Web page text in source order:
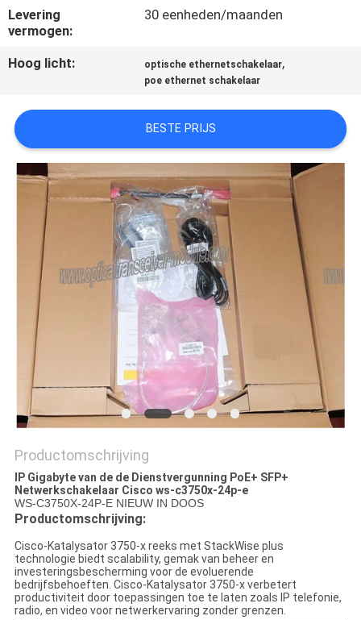
NIEUWS
SITEMAP
PRIVACYBELEID
Levering
vermogen:
30 eenheden/maanden
Hoog licht: optische ethernetschakelaar,
poe ethernet schakelaar
BESTE PRIJS
Productomschrijving
IP Gigabyte van de de Dienstvergunning PoE+ SFP+
Netwerkschakelaar Cisco ws-c3750x-24p-e
WS-C3750X-24P-E NIEUW IN DOOS
Productomschrijving:
Cisco-Katalysator 3750-x reeks met StackWise plus
technologie biedt scalability, gemak van beheer en
investeringsbescherming voor de evoluerende
bedrijfsbehoeften. Cisco-Katalysator 3750-x verbetert
productiviteit door toepassingen toe te laten zoals IP telefonie,
radio, en video voor netwerkervaring zonder grenzen.